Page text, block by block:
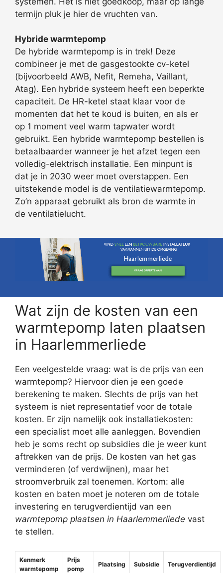
termijn pluk je hier de vruchten van.
Hybride warmtepomp
De hybride warmtepomp is in trek! Deze
combineer je met de gasgestookte cv-ketel
(bijvoorbeeld AWB, Nefit, Remeha, Vaillant,
Atag). Een hybride systeem heeft een beperkte
capaciteit. De HR-ketel staat klaar voor de
momenten dat het te koud is buiten, en als er
op 1 moment veel warm tapwater wordt
gebruikt. Een hybride warmtepomp bestellen is
betaalbaarder wanneer je het afzet tegen een
volledig-elektrisch installatie. Een minpunt is
dat je in 2030 weer moet overstappen. Een
uitstekende model is de ventilatiewarmtepomp.
Zo’n apparaat gebruikt als bron de warmte in
de ventilatielucht.
Wat zijn de kosten van een
warmtepomp laten plaatsen
in Haarlemmerliede
Een veelgestelde vraag: wat is de prijs van een
warmtepomp? Hiervoor dien je een goede
berekening te maken. Slechts de prijs van het
systeem is niet representatief voor de totale
kosten. Er zijn namelijk ook installatiekosten:
een specialist moet alle aanleggen. Bovendien
heb je soms recht op subsidies die je weer kunt
aftrekken van de prijs. De kosten van het gas
verminderen (of verdwijnen), maar het
stroomverbruik zal toenemen. Kortom: alle
kosten en baten moet je noteren om de totale
investering en terugverdientijd van een
warmtepomp plaatsen in Haarlemmerliede vast
te stellen.
Kenmerk
warmtepomp
Prijs
pomp
Plaatsing Subsidie Terugverdientijd